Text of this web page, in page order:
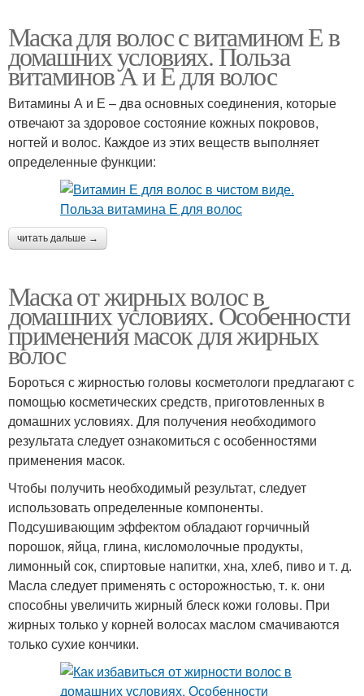
Маска для волос с витамином Е в
домашних условиях. Польза
витаминов А и Е для волос
Витамины А и Е – два основных соединения, которые
отвечают за здоровое состояние кожных покровов,
ногтей и волос. Каждое из этих веществ выполняет
определенные функции:
читать дальше →
Маска от жирных волос в
домашних условиях. Особенности
применения масок для жирных
волос
Бороться с жирностью головы косметологи предлагают с
помощью косметических средств, приготовленных в
домашних условиях. Для получения необходимого
результата следует ознакомиться с особенностями
применения масок.
Чтобы получить необходимый результат, следует
использовать определенные компоненты.
Подсушивающим эффектом обладают горчичный
порошок, яйца, глина, кисломолочные продукты,
лимонный сок, спиртовые напитки, хна, хлеб, пиво и т. д.
Масла следует применять с осторожностью, т. к. они
способны увеличить жирный блеск кожи головы. При
жирных только у корней волосах маслом смачиваются
только сухие кончики.